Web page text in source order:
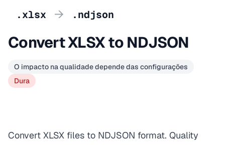
.xlsx → .ndjson
Convert XLSX to NDJSON
O impacto na qualidade depende das configurações
Dura
Convert XLSX files to NDJSON format. Quality